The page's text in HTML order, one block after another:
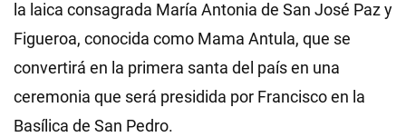
la laica consagrada María Antonia de San José Paz y
Figueroa, conocida como Mama Antula, que se
convertirá en la primera santa del país en una
ceremonia que será presidida por Francisco en la
Basílica de San Pedro.